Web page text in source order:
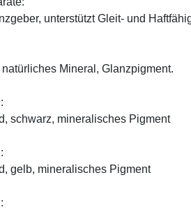
unterstützt Gleit- und
natürliches Mineral, Glanzpigment.
schwarz, mineralisches Pigment
gelb, mineralisches Pigment